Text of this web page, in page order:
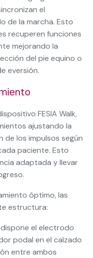
el
de la marcha. Esto
recuperen funciones
mejorando la
del pie equino o
eversión.
FESIA Walk,
ajustando la
de los impulsos según
paciente. Esto
adaptada y llevar
óptimo, las
estructura:
dispone el electrodo
podal en el calzado
entre ambos